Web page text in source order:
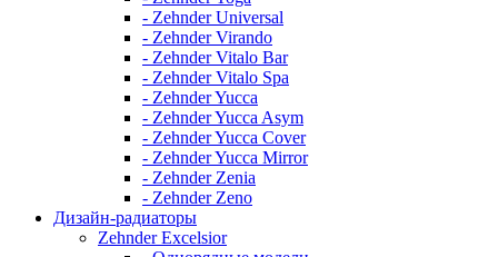
- Zehnder Universal
- Zehnder Virando
- Zehnder Vitalo Bar
- Zehnder Vitalo Spa
- Zehnder Yucca
- Zehnder Yucca Asym
- Zehnder Yucca Cover
- Zehnder Yucca Mirror
- Zehnder Zenia
- Zehnder Zeno
Дизайн-радиаторы
Zehnder Excelsior